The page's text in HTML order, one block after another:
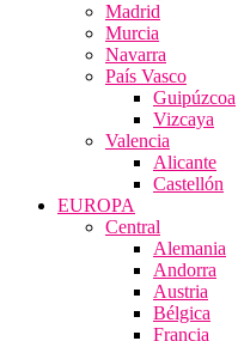
Madrid
Murcia
Navarra
País Vasco
Guipúzcoa
Vizcaya
Valencia
Alicante
Castellón
EUROPA
Central
Alemania
Andorra
Austria
Bélgica
Francia